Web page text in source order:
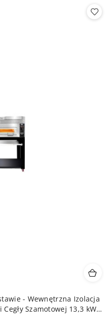
- Wewnętrzna Izolacja
Szamotowej 13,3 kW